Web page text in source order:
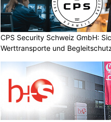
CPS Security Schweiz GmbH:
Werttransporte und